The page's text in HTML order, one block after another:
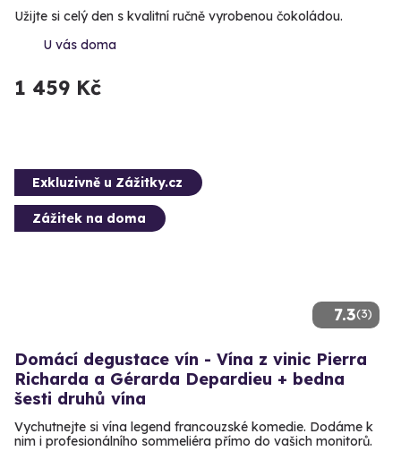
Užijte si celý den s kvalitní ručně vyrobenou čokoládou.
U vás doma
1 459 Kč
7.3(3)
Exkluzivně u Zážitky.cz
Zážitek na doma
Domácí degustace vín - Vína z vinic Pierra
Richarda a Gérarda Depardieu + bedna
šesti druhů vína
Vychutnejte si vína legend francouzské komedie. Dodáme k
nim i profesionálního sommeliéra přímo do vašich monitorů.